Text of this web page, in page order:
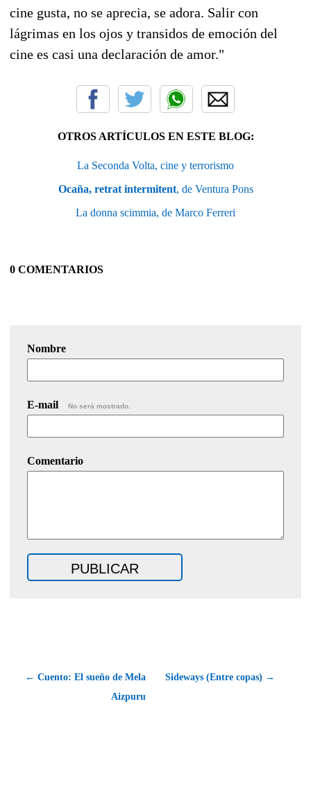
cine gusta, no se aprecia, se adora. Salir con
lágrimas en los ojos y transidos de emoción del
cine es casi una declaración de amor."
OTROS ARTÍCULOS EN ESTE BLOG:
La Seconda Volta, cine y terrorismo
Ocaña, retrat intermitent, de Ventura Pons
La donna scimmia, de Marco Ferreri
0 COMENTARIOS
Nombre
E-mail No será mostrado.
Comentario
← Cuento: El sueño de Mela
Aizpuru
Sideways (Entre copas) →